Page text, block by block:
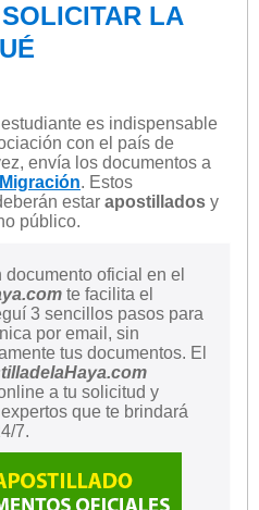
LA
es indispensable
con el país de
envía los documentos a
. Estos
estar apostillados y
público.
oficial en el
te facilita el
3 sencillos pasos para
por email, sin
tus documentos. El
a tu solicitud y
que te brindará
7.